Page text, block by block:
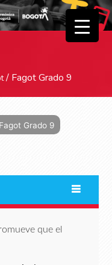
/ Fagot Grado 9
Grado 9
que el